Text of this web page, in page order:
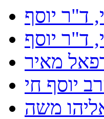
ד"ר יוסף
ד"ר יוסף
מאיר
יוסף חי
משה